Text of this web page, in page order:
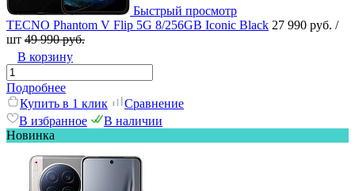
Быстрый просмотр
TECNO Phantom V Flip 5G 8/256GB Iconic Black 27 990 руб. /
шт 49 990 руб.
В корзину
Подробнее
Купить в 1 клик
Сравнение
В избранное
В наличии
Новинка